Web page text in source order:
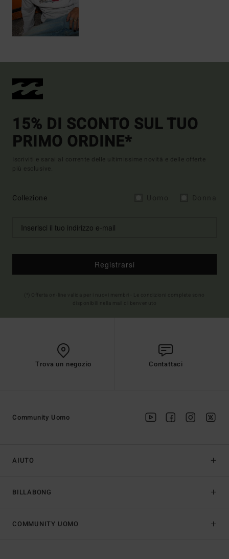
15% DI SCONTO SUL TUO
PRIMO ORDINE*
Iscriviti e sarai al corrente delle ultimissime novità e delle offerte
più esclusive.
Collezione
Registrarsi
Trova un negozio Contattaci
AIUTO
BILLABONG
Community Uomo
COMMUNITY UOMO